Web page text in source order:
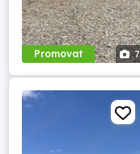
Promovat 7